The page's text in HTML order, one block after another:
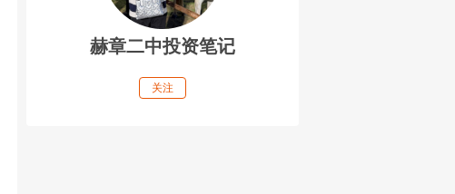
赫章二中投资笔记
关注